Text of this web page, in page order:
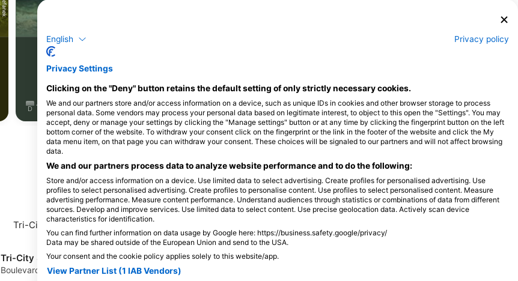
J
F
M
J
A
S
O
N
J
F
M
M
J
J
F
J
J
A
S
D
مراکز غواصی که از این سایت غواصی پذیرایی می‌کنند
Woodbridge Scuba
4333 Dale Blvd, 22193 Woodbridge, VA -
Tri-City SCUBA, Tri-City SCUBA, LLC
2025 Boulevard, 23834 Colonial Heights,
English Privacy policy
Privacy Settings
Clicking on the "Deny" button retains the default setting of only strictly necessary cookies.
We and our partners store and/or access information on a device, such as unique IDs in cookies and other browser storage to process
personal data. Some vendors may process your personal data based on legitimate interest, to object to this open the "Settings". You may
accept, deny or manage your settings by clicking the "Manage settings" button or at any time by clicking the fingerprint button on the left
bottom corner of the website. To withdraw your consent click on the fingerprint or the link in the footer of the website and click the My
data menu item, on that page you can withdraw your consent. These choices will be signaled to our partners and will not affect browsing
data.
We and our partners process data to analyze website performance and to do the following:
Store and/or access information on a device. Use limited data to select advertising. Create profiles for personalised advertising. Use
profiles to select personalised advertising. Create profiles to personalise content. Use profiles to select personalised content. Measure
advertising performance. Measure content performance. Understand audiences through statistics or combinations of data from different
sources. Develop and improve services. Use limited data to select content. Use precise geolocation data. Actively scan device
characteristics for identification.
You can find further information on data usage by Google here: https://business.safety.google/privacy/
Data may be shared outside of the European Union and send to the USA.
Your consent and the cookie policy applies solely to this website/app.
View Partner List (1 IAB Vendors)